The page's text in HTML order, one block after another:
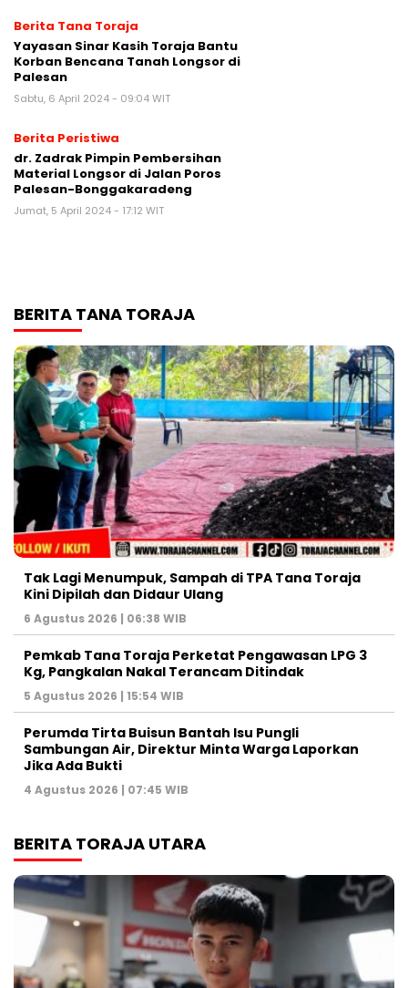
Berita Tana Toraja
Yayasan Sinar Kasih Toraja Bantu
Korban Bencana Tanah Longsor di
Palesan
Sabtu, 6 April 2024 - 09:04 WIT
Berita Peristiwa
dr. Zadrak Pimpin Pembersihan
Material Longsor di Jalan Poros
Palesan-Bonggakaradeng
Jumat, 5 April 2024 - 17:12 WIT
BERITA TANA TORAJA
Tak Lagi Menumpuk, Sampah di TPA Tana Toraja
Kini Dipilah dan Didaur Ulang
6 Agustus 2026 | 06:38 WIB
Pemkab Tana Toraja Perketat Pengawasan LPG 3
Kg, Pangkalan Nakal Terancam Ditindak
5 Agustus 2026 | 15:54 WIB
Perumda Tirta Buisun Bantah Isu Pungli
Sambungan Air, Direktur Minta Warga Laporkan
Jika Ada Bukti
4 Agustus 2026 | 07:45 WIB
BERITA TORAJA UTARA